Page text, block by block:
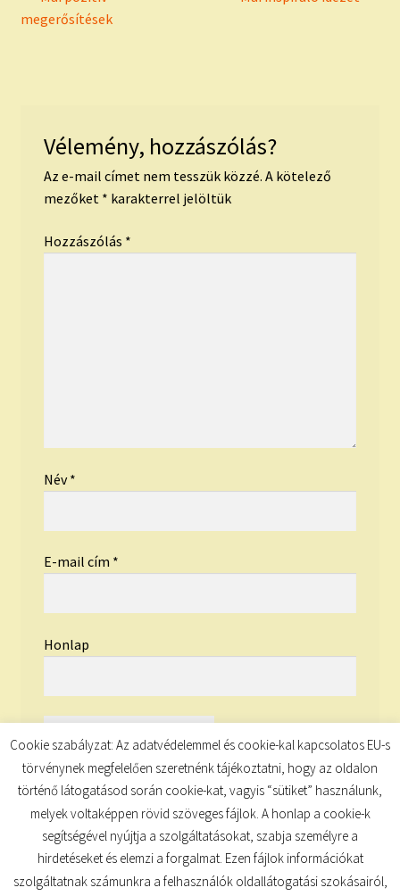
navigáció
post:
megerősítések
Vélemény, hozzászólás?
Az e-mail címet nem tesszük közzé. A kötelező
mezőket * karakterrel jelöltük
Hozzászólás *
Név*
E-mail cím *
Honlap
Cookie szabályzat: Az adatvédelemmel és cookie-kal kapcsolatos EU-s
törvénynek megfelelően szeretnénk tájékoztatni, hogy az oldalon
történő látogatásod során cookie-kat, vagyis “sütiket” használunk,
melyek voltaképpen rövid szöveges fájlok. A honlap a cookie-k
segítségével nyújtja a szolgáltatásokat, szabja személyre a
hirdetéseket és elemzi a forgalmat. Ezen fájlok információkat
szolgáltatnak számunkra a felhasználók oldallátogatási szokásairól,